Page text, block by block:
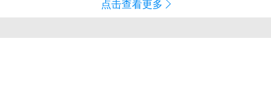
点击查看更多